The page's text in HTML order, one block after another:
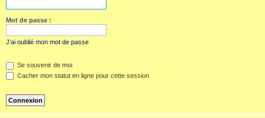
Mot de passe :
J’ai oublié mon mot de passe
Se souvenir de moi
Cacher mon statut en ligne pour cette session